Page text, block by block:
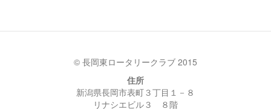
© 長岡東ロータリークラブ 2015
住所
新潟県長岡市表町３丁目１－８
リナシエビル３ ８階